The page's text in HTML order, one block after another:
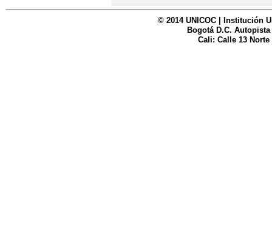
© 2014 UNICOC | Institución
Bogotá D.C. Autopista
Cali: Calle 13 Norte